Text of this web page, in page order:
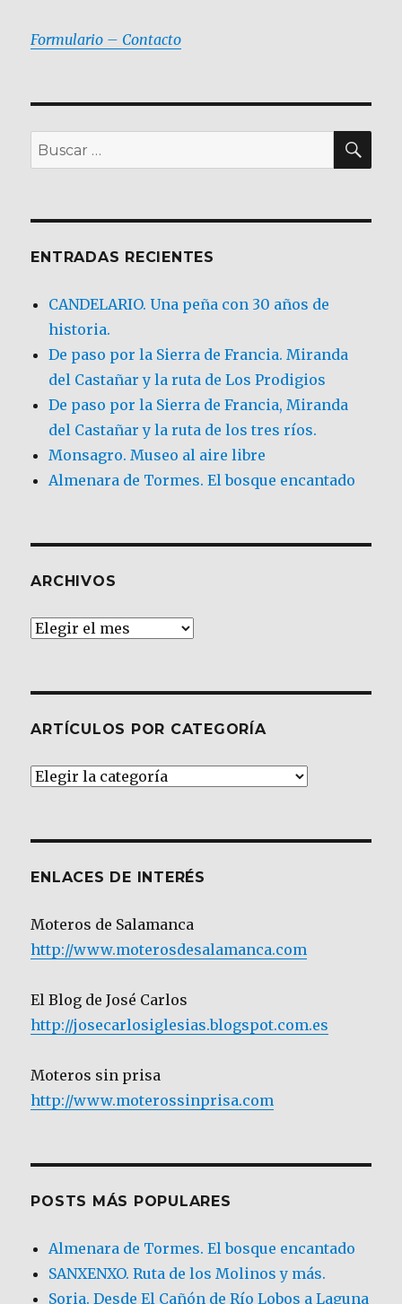
Formulario – Contacto
Buscar
por:
ENTRADAS RECIENTES
CANDELARIO. Una peña con 30 años de
historia.
De paso por la Sierra de Francia. Miranda
del Castañar y la ruta de Los Prodigios
De paso por la Sierra de Francia, Miranda
del Castañar y la ruta de los tres ríos.
Monsagro. Museo al aire libre
Almenara de Tormes. El bosque encantado
ARCHIVOS
Archivos
ARTÍCULOS POR CATEGORÍA
Artículos
ENLACES DE INTERÉS
Moteros de Salamanca
http://www.moterosdesalamanca.com
El Blog de José Carlos
http://josecarlosiglesias.blogspot.com.es
Moteros sin prisa
http://www.moterossinprisa.com
POSTS MÁS POPULARES
Almenara de Tormes. El bosque encantado
SANXENXO. Ruta de los Molinos y más.
Soria. Desde El Cañón de Río Lobos a Laguna